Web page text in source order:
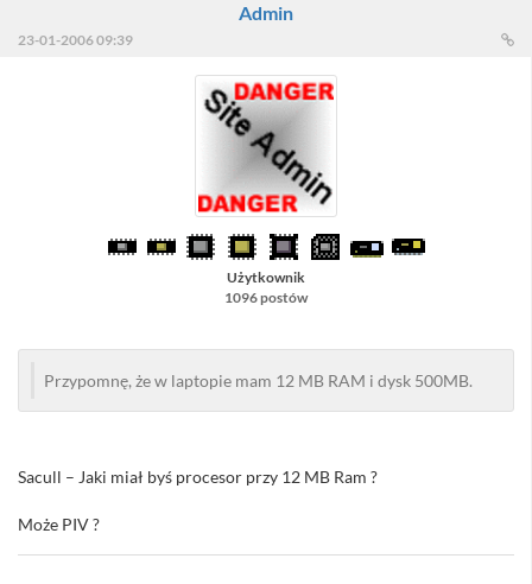
Admin
23-01-2006 09:39
Użytkownik
1096 postów
Przypomnę, że w laptopie mam 12 MB RAM i dysk 500MB.
Sacull – Jaki miał byś procesor przy 12 MB Ram ?
Może PIV ?